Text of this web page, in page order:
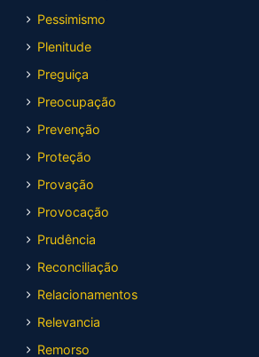
Pessimismo
Plenitude
Preguiça
Preocupação
Prevenção
Proteção
Provação
Provocação
Prudência
Reconciliação
Relacionamentos
Relevancia
Remorso